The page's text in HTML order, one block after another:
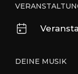
DEINE MUSIK